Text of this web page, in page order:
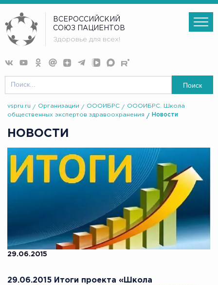
ВСЕРОССИЙСКИЙ
СОЮЗ ПАЦИЕНТОВ
Здоровье для всех!
Поиск
vspru.ru Организации ОООИБРС
ОООИБРС. Школа
общественных экспертов здравоохранения
Новости
НОВОСТИ
29.06.2015
29.06.2015 Итоги проекта «Школа